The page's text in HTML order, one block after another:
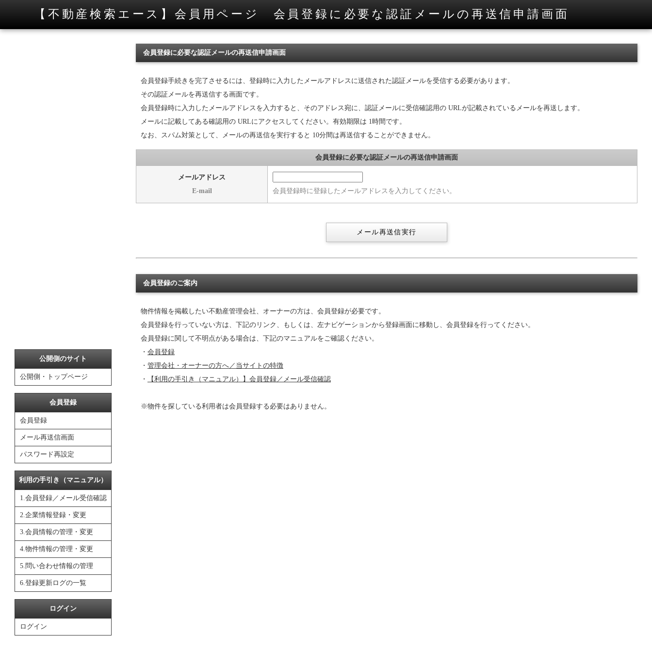
【不動産検索エース】会員用ページ 会員登録に必要な認証メールの再送信申請画面
会員登録に必要な認証メールの再送信申請画面
会員登録手続きを完了させるには、登録時に入力したメールアドレスに送信された認証メールを受信する必要があります。
その認証メールを再送信する画面です。
会員登録時に入力したメールアドレスを入力すると、そのアドレス宛に、認証メールに受信確認用の URLが記載されているメールを再送します。
メールに記載してある確認用の URLにアクセスしてください。有効期限は 1時間です。
なお、スパム対策として、メールの再送信を実行すると 10分間は再送信することができません。
会員登録に必要な認証メールの再送信申請画面
メールアドレス
E-mail
会員登録時に登録したメールアドレスを入力してください。
会員登録のご案内
物件情報を掲載したい不動産管理会社、オーナーの方は、会員登録が必要です。
会員登録を行っていない方は、下記のリンク、もしくは、左ナビゲーションから登録画面に移動し、会員登録を行ってください。
会員登録に関して不明点がある場合は、下記のマニュアルをご確認ください。
・ 会員登録
・ 管理会社・オーナーの方へ／当サイトの特徴
・
【利用の手引き（マニュアル）】会員登録／メール受信確認
※物件を探している利用者は会員登録する必要はありません。
公開側のサイト
公開側・トップページ
会員登録
会員登録
メール再送信画面
パスワード再設定
利用の手引き（マニュアル）
1.会員登録／メール受信確認
2.企業情報登録・変更
3.会員情報の管理・変更
4.物件情報の管理・変更
5.問い合わせ情報の管理
6.登録更新ログの一覧
ログイン
ログイン